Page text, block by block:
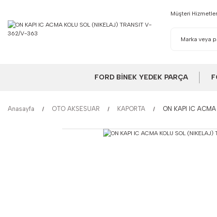
Müşteri
FORD BİNEK YEDEK PARÇA
Anasayfa OTO AKSESUAR KAPORTA ON KAPI IC